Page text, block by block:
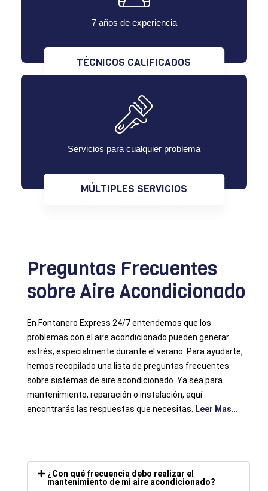
7 años de experiencia
TÉCNICOS CALIFICADOS
Servicios para cualquier problema
MÚLTIPLES SERVICIOS
Preguntas Frecuentes
sobre Aire Acondicionado
En Fontanero Express 24/7 entendemos que los
problemas con el aire acondicionado pueden generar
estrés, especialmente durante el verano. Para ayudarte,
hemos recopilado una lista de preguntas frecuentes
sobre sistemas de aire acondicionado. Ya sea para
mantenimiento, reparación o instalación, aquí
encontrarás las respuestas que necesitas.
Leer Mas…
¿Con qué frecuencia debo realizar el
mantenimiento de mi aire acondicionado?